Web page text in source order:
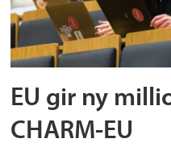
EU gir ny
CHARM-EU